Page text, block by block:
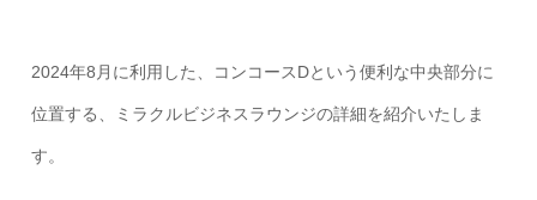
2024年8月に利用した、コンコースDという便利な中央部分に
位置する、ミラクルビジネスラウンジの詳細を紹介いたしま
す。